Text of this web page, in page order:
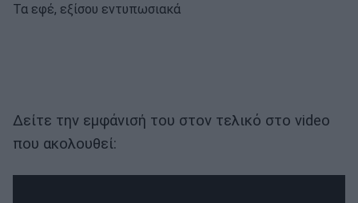
Τα εφέ, εξίσου εντυπωσιακά
Δείτε την εμφάνισή του στον τελικό στο video
που ακολουθεί: